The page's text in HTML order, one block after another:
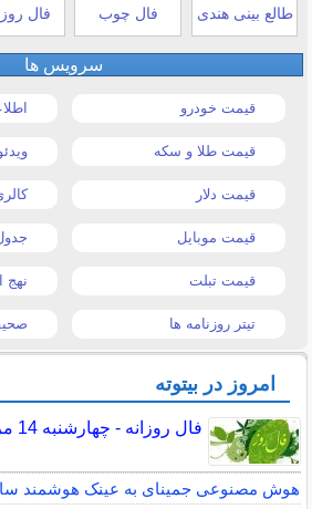
طالع بینی هندی فال چوب فال روز
سرویس ها
قیمت خودرو
قیمت طلا و سکه
قیمت دلار
قیمت موبایل
قیمت تبلت نهج
تیتر روزنامه ها
امروز در بیتوته
فال روزانه - چهارشنبه 14 مرداد 1405
هوش مصنوعی جمینای به عینک هوشمند